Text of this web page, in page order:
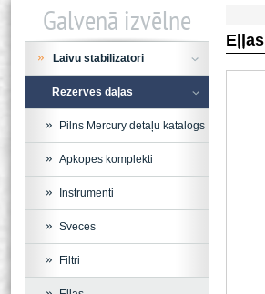
Eļļas
Galvenā izvēlne
Laivu stabilizatori
Rezerves daļas
Pilns Mercury detaļu katalogs
Apkopes komplekti
Instrumenti
Sveces
Filtri